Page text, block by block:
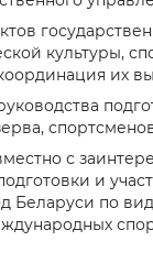
культуры,
их
с
и
Беларуси по